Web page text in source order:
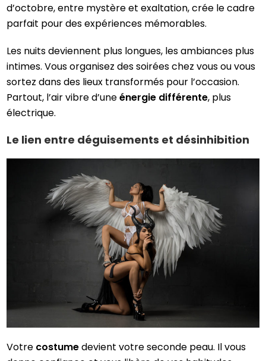
d’octobre, entre mystère et exaltation, crée le cadre
parfait pour des expériences mémorables.
Les nuits deviennent plus longues, les ambiances plus
intimes. Vous organisez des soirées chez vous ou vous
sortez dans des lieux transformés pour l’occasion.
Partout, l’air vibre d’uneénergie différente, plus
électrique.
Le lien entre déguisements et désinhibition
Votre costumedevient votre seconde peau. Il vous